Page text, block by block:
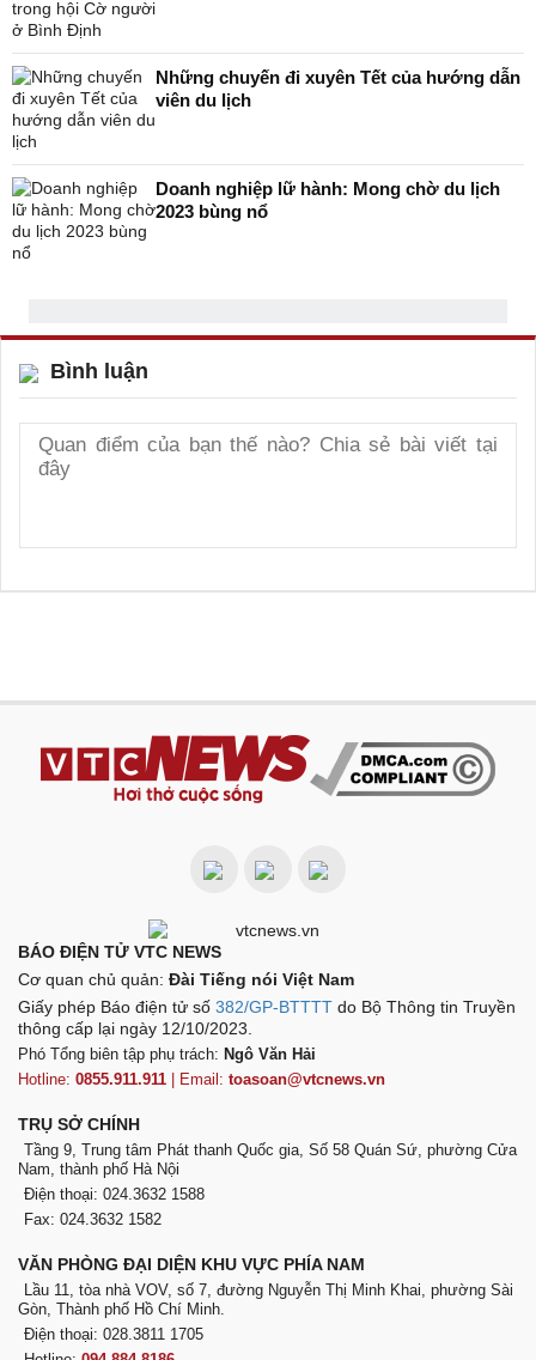
Những chuyến đi xuyên Tết của hướng dẫn
viên du lịch
Doanh nghiệp lữ hành: Mong chờ du lịch
2023 bùng nổ
Bình luận
BÁO ĐIỆN TỬ VTC NEWS
Cơ quan chủ quản: Đài Tiếng nói Việt Nam
Giấy phép Báo điện tử số 382/GP-BTTTT do Bộ Thông tin Truyền
thông cấp lại ngày 12/10/2023.
Phó Tổng biên tập phụ trách: Ngô Văn Hải
Hotline: 0855.911.911 | Email: toasoan@vtcnews.vn
TRỤ SỞ CHÍNH
Tầng 9, Trung tâm Phát thanh Quốc gia, Số 58 Quán Sứ, phường Cửa
Nam, thành phố Hà Nội
Điện thoại: 024.3632 1588
Fax: 024.3632 1582
VĂN PHÒNG ĐẠI DIỆN KHU VỰC PHÍA NAM
Lầu 11, tòa nhà VOV, số 7, đường Nguyễn Thị Minh Khai, phường Sài
Gòn, Thành phố Hồ Chí Minh.
Điện thoại: 028.3811 1705